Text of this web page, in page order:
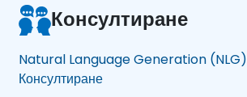
Консултиране
Natural Language Generation (NLG)
Консултиране